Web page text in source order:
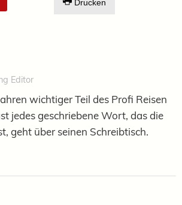
Drucken
Editor
wichtiger Teil des Profi Reisen
jedes geschriebene Wort, das die
geht über seinen Schreibtisch.